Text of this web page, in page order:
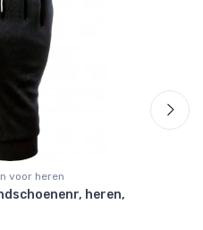
voor heren
heren,